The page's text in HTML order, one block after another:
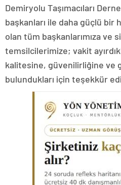
Demiryolu Taşımacıları
başkanları ile daha güçlü
olan tüm başkanlarımıza ve
temsilcilerimize; vakit
kalitesine, güvenilirliğine ve
bulundukları için teşekkür